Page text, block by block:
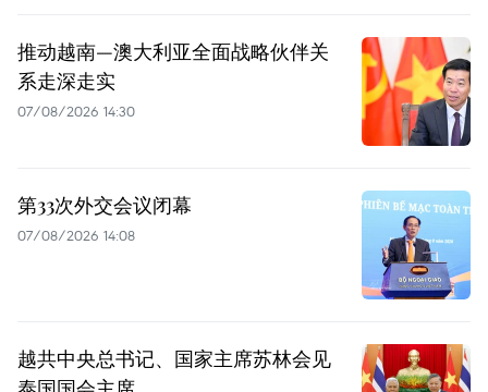
推动越南—澳大利亚全面战略伙伴关
系走深走实
07/08/2026 14:30
第33次外交会议闭幕
07/08/2026 14:08
越共中央总书记、国家主席苏林会见